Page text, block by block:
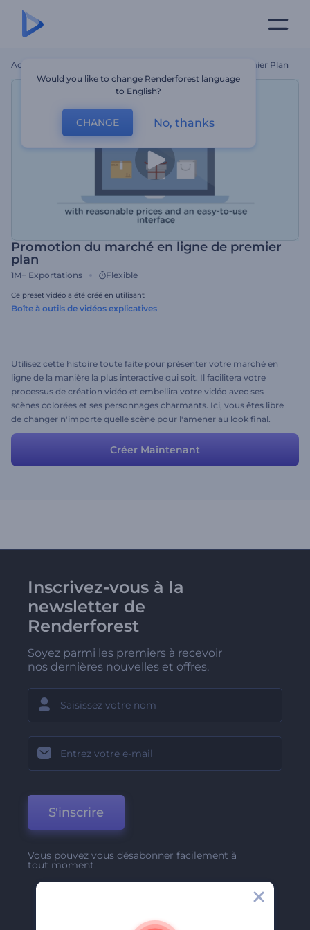
Accueil Promotion Du Marché En Ligne De Premier Plan
Promotion du marché en ligne de premier
plan
1M+ Exportations Flexible
Ce preset vidéo a été créé en utilisant
Boîte à outils de vidéos explicatives
Utilisez cette histoire toute faite pour présenter votre marché en
ligne de la manière la plus interactive qui soit. Il facilitera votre
processus de création vidéo et embellira votre vidéo avec ses
scènes colorées et ses personnages charmants. Ici, vous êtes libre
de changer n'importe quelle scène pour l'amener au look final.
Créer Maintenant
Inscrivez-vous à la
newsletter de
Renderforest
Soyez parmi les premiers à recevoir
nos dernières nouvelles et offres.
S'inscrire
Vous pouvez vous désabonner facilement à
tout moment.
Would you like to change Renderforest language
to English?
CHANGE No, thanks